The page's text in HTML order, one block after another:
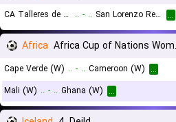
CA Talleres de Cordoba Reserves .. - .. San Lorenzo Reserves ...
Africa Africa Cup of Nations Women
Cape Verde (W) .. - .. Cameroon (W) ...
Mali (W) .. - .. Ghana (W) ...